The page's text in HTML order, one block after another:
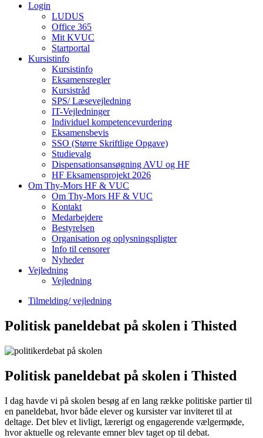
Login
LUDUS
Office 365
Mit KVUC
Startportal
Kursistinfo
Kursistinfo
Eksamensregler
Kursistråd
SPS/ Læsevejledning
IT-Vejledninger
Individuel kompetencevurdering
Eksamensbevis
SSO (Større Skriftlige Opgave)
Studievalg
Dispensationsansøgning AVU og HF
HF Eksamensprojekt 2026
Om Thy-Mors HF & VUC
Om Thy-Mors HF & VUC
Kontakt
Medarbejdere
Bestyrelsen
Organisation og oplysningspligter
Info til censorer
Nyheder
Vejledning
Vejledning
Tilmelding/ vejledning
Politisk paneldebat på skolen i Thisted
Politisk paneldebat på skolen i Thisted
I dag havde vi på skolen besøg af en lang række politiske partier til
en paneldebat, hvor både elever og kursister var inviteret til at
deltage. Det blev et livligt, lærerigt og engagerende vælgermøde,
hvor aktuelle og relevante emner blev taget op til debat.